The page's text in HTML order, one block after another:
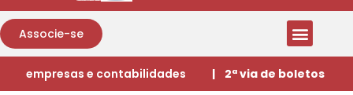
Associe-se
empresas e contabilidades | 2ª via de boletos